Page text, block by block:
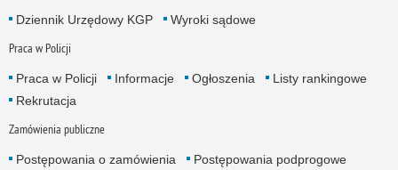
Dziennik Urzędowy KGP Wyroki sądowe
Praca w Policji
Praca w Policji Informacje Ogłoszenia
Listy rankingowe
Rekrutacja
Zamówienia publiczne
Postępowania o zamówienia
Postępowania podprogowe